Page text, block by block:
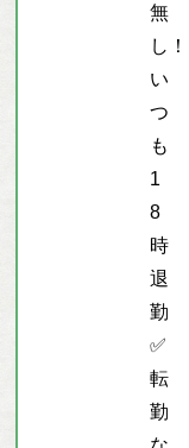
無
し！
い
つ
も
1
8
時
退
勤
✅
転
勤